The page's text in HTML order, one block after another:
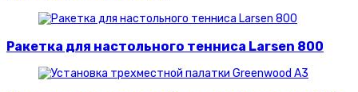
Ракетка для настольного тенниса Larsen 800